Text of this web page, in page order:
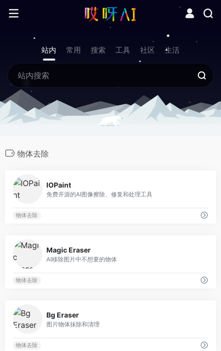
站内 常用 搜索 工具 社区 生活
物体去除
IOPaint
免费开源的AI图像擦除、修复和处理工具
物体去除
Magic Eraser
AI移除图片中不想要的物体
物体去除
Bg Eraser
图片物体抹除和清理
物体去除